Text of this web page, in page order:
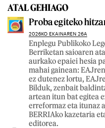
ATAL GEHIAGO
Proba egiteko
2026KO EKAINAREN 26A
Enplegu Publikoko
Berriketan saioaren
aurkako epaiei hesia
mahai gainean:
ez dutenez lortu,
Bilduk, zenbait
artean itun bat egitea
erreformaz eta itunaz
BERRIAko kazetaria
editorea.